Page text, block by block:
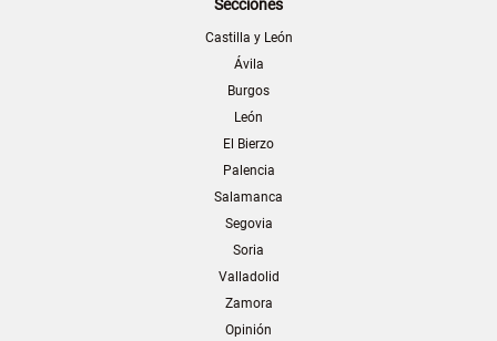
Secciones
Castilla y León
Ávila
Burgos
León
El Bierzo
Palencia
Salamanca
Segovia
Soria
Valladolid
Zamora
Opinión